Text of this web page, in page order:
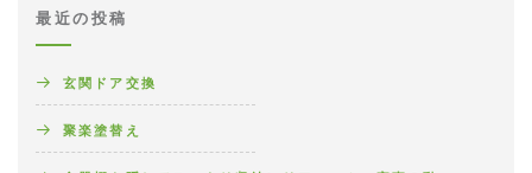
最近の投稿
玄関ドア交換
聚楽塗替え